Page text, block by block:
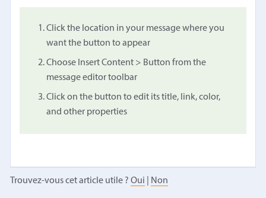
Click the location in your message where you
want the button to appear
Choose Insert Content > Button from the
message editor toolbar
Click on the button to edit its title, link, color,
and other properties
Trouvez-vous cet article utile ? Oui Non